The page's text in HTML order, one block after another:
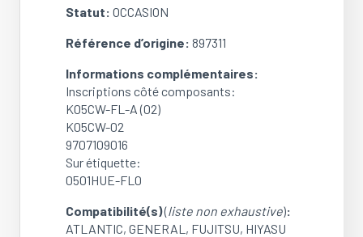
Statut: OCCASION
Référence d’origine: 897311
Informations complémentaires:
Inscriptions côté composants:
K05CW-FL-A (02)
K05CW-02
9707109016
Sur étiquette:
0501HUE-FL0
Compatibilité(s)(liste non exhaustive):
ATLANTIC, GENERAL, FUJITSU, HIYASU